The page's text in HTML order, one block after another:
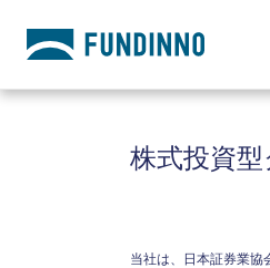
株式投資
当社は、日本証券業協